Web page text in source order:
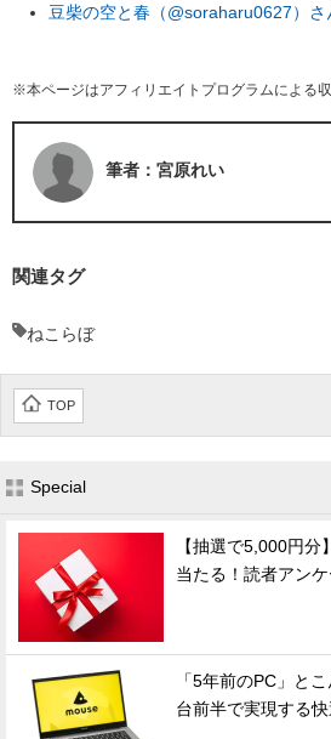
豆柴の空と春（@soraharu0627）さ
※本ページはアフィリエイトプログラムによる
筆者：宮原れい
関連タグ
ねこらぼ
TOP
Special
【抽選で5,000円
当たる！読者アン
「5年前のPC」と
台前半で実現する